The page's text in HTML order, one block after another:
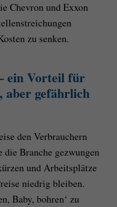
Chevron und Exxon
zu senken.
ein Vorteil für
aber gefährlich
den Verbrauchern
die Branche gezwungen
und Arbeitsplätze
niedrig bleiben.
Baby, bohren‘ zu